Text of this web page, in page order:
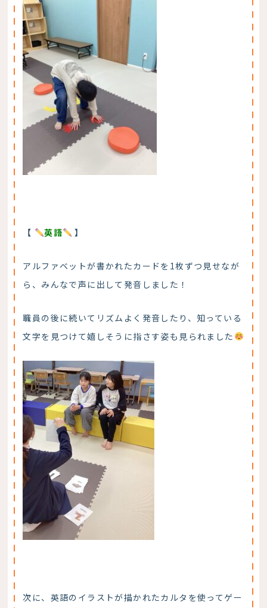
【 英語 】
アルファベットが書かれたカードを1枚ずつ見せなが
ら、みんなで声に出して発音しました！
職員の後に続いてリズムよく発音したり、知っている
文字を見つけて嬉しそうに指さす姿も見られました
次に、英語のイラストが描かれたカルタを使ってゲー